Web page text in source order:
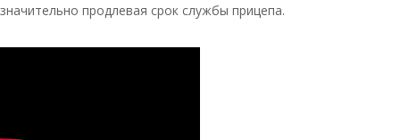
значительно продлевая срок службы прицепа.